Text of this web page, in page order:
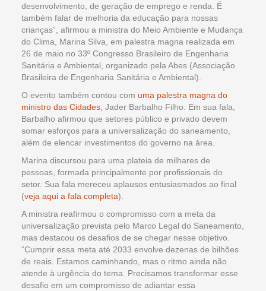
desenvolvimento, de geração de emprego e renda. É
também falar de melhoria da educação para nossas
crianças”, afirmou a ministra do Meio Ambiente e Mudança
do Clima, Marina Silva, em palestra magna realizada em
26 de maio no 33º Congresso Brasileiro de Engenharia
Sanitária e Ambiental, organizado pela Abes (Associação
Brasileira de Engenharia Sanitária e Ambiental).
O evento também contou com uma palestra magna do
ministro das Cidades , Jader Barbalho Filho. Em sua fala,
Barbalho afirmou que setores público e privado devem
somar esforços para a universalização do saneamento,
além de elencar investimentos do governo na área.
Marina discursou para uma plateia de milhares de
pessoas, formada principalmente por profissionais do
setor. Sua fala mereceu aplausos entusiasmados ao final
(veja aqui a fala completa).
A ministra reafirmou o compromisso com a meta da
universalização prevista pelo Marco Legal do Saneamento,
mas destacou os desafios de se chegar nesse objetivo.
“Cumprir essa meta até 2033 envolve dezenas de bilhões
de reais. Estamos caminhando, mas o ritmo ainda não
atende à urgência do tema. Precisamos transformar esse
desafio em um compromisso de adiantar essa